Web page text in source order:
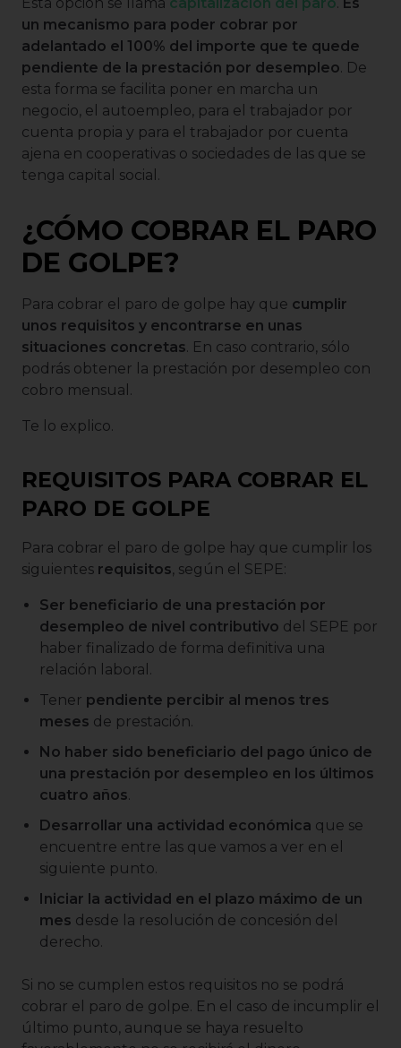
un mecanismo para poder cobrar por
adelantado el 100% del importe que te quede
pendiente de la prestación por desempleo. De
esta forma se facilita poner en marcha un
negocio, el autoempleo, para el trabajador por
cuenta propia y para el trabajador por cuenta
ajena en cooperativas o sociedades de las que se
tenga capital social.
¿CÓMO COBRAR EL PARO
DE GOLPE?
Para cobrar el paro de golpe hay que cumplir
unos requisitos y encontrarse en unas
situaciones concretas. En caso contrario, sólo
podrás obtener la prestación por desempleo con
cobro mensual.
Te lo explico.
REQUISITOS PARA COBRAR EL
PARO DE GOLPE
Para cobrar el paro de golpe hay que cumplir los
siguientes requisitos, según el SEPE:
Ser beneficiario de una prestación por
desempleo de nivel contributivo del SEPE por
haber finalizado de forma definitiva una
relación laboral.
Tener pendiente percibir al menos tres
meses de prestación.
No haber sido beneficiario del pago único de
una prestación por desempleo en los últimos
cuatro años.
Desarrollar una actividad económica que se
encuentre entre las que vamos a ver en el
siguiente punto.
Iniciar la actividad en el plazo máximo de un
mes desde la resolución de concesión del
derecho.
Si no se cumplen estos requisitos no se podrá
cobrar el paro de golpe. En el caso de incumplir el
último punto, aunque se haya resuelto